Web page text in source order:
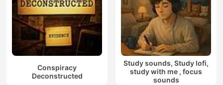
Conspiracy
Deconstructed
Study sounds, Study lofi,
study with me , focus
sounds